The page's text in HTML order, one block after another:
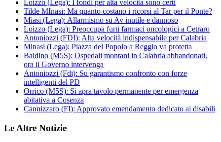
Loizzo (Lega): I fondi per alta velocità sono certi
Tilde MInasi: Ma quanto costano i ricorsi al Tar per il Ponte?
Miasi (Lega): Allarmismo su Av inutile e dannoso
Loizzo (Lega): Preoccupa furti farmaci oncologici a Cetraro
Antoniozzi (FDI): Alta velocità indispensabile per Calabria
Minasi (Lega): Piazza del Popolo a Reggio va protetta
Baldino (M5S): Ospedali montani in Calabria abbandonati,
ora il Governo intervenga
Antoniozzi (Fdi): Su garantismo confronto con forze
intelligenti del PD
Orrico (M5S): Si apra tavolo permanente per emergenza
abitativa a Cosenza
Cannizzaro (FI): Approvato emendamento dedicato ai disabili
Le Altre Notizie